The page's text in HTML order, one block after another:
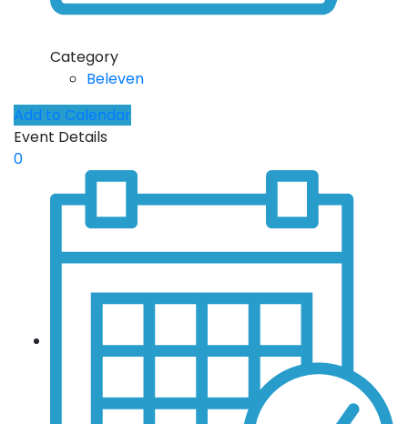
Category
Beleven
Add to Calendar
Event Details
0